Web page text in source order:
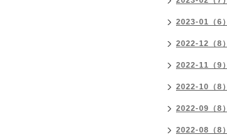
2023-01（6）
2022-12（8）
2022-11（9）
2022-10（8）
2022-09（8）
2022-08（8）